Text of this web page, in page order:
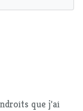
que j'ai